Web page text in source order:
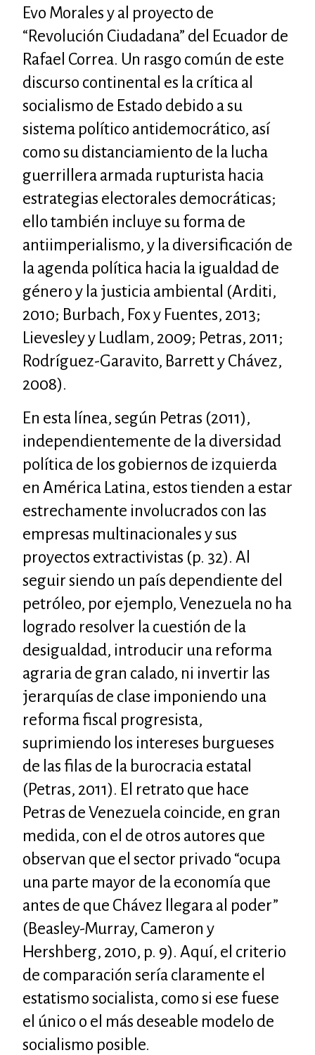
Evo Morales y al proyecto de
“Revolución Ciudadana” del Ecuador de
Rafael Correa. Un rasgo común de este
discurso continental es la crítica al
socialismo de Estado debido a su
sistema político antidemocrático, así
como su distanciamiento de la lucha
guerrillera armada rupturista hacia
estrategias electorales democráticas;
ello también incluye su forma de
antiimperialismo, y la diversificación de
la agenda política hacia la igualdad de
género y la justicia ambiental (Arditi,
2010; Burbach, Fox y Fuentes, 2013;
Lievesley y Ludlam, 2009; Petras, 2011;
Rodríguez-Garavito, Barrett y Chávez,
2008).
En esta línea, según Petras (2011),
independientemente de la diversidad
política de los gobiernos de izquierda
en América Latina, estos tienden a estar
estrechamente involucrados con las
empresas multinacionales y sus
proyectos extractivistas (p. 32). Al
seguir siendo un país dependiente del
petróleo, por ejemplo, Venezuela no ha
logrado resolver la cuestión de la
desigualdad, introducir una reforma
agraria de gran calado, ni invertir las
jerarquías de clase imponiendo una
reforma fiscal progresista,
suprimiendo los intereses burgueses
de las filas de la burocracia estatal
(Petras, 2011). El retrato que hace
Petras de Venezuela coincide, en gran
medida, con el de otros autores que
observan que el sector privado “ocupa
una parte mayor de la economía que
antes de que Chávez llegara al poder”
(Beasley-Murray, Cameron y
Hershberg, 2010, p. 9). Aquí, el criterio
de comparación sería claramente el
estatismo socialista, como si ese fuese
el único o el más deseable modelo de
socialismo posible.